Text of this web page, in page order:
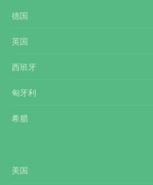
德国
英国
西班牙
匈牙利
希腊
美国